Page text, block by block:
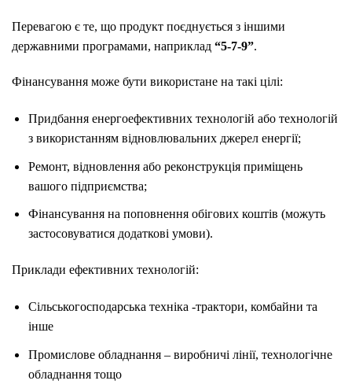
Перевагою є те, що продукт поєднується з іншими
державними програмами, наприклад “5-7-9”.
Фінансування може бути використане на такі цілі:
Придбання енергоефективних технологій або технологій
з використанням відновлювальних джерел енергії;
Ремонт, відновлення або реконструкція приміщень
вашого підприємства;
Фінансування на поповнення обігових коштів (можуть
застосовуватися додаткові умови).
Приклади ефективних технологій:
Сільськогосподарська техніка -трактори, комбайни та
інше
Промислове обладнання – виробничі лінії, технологічне
обладнання тощо